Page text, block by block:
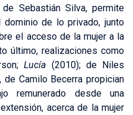
Sebastián Silva, permite
de lo privado, junto
el acceso de la mujer a la
último, realizaciones como
Lucía (2010); de Niles
de Camilo Becerra propician
remunerado desde una
acerca de la mujer